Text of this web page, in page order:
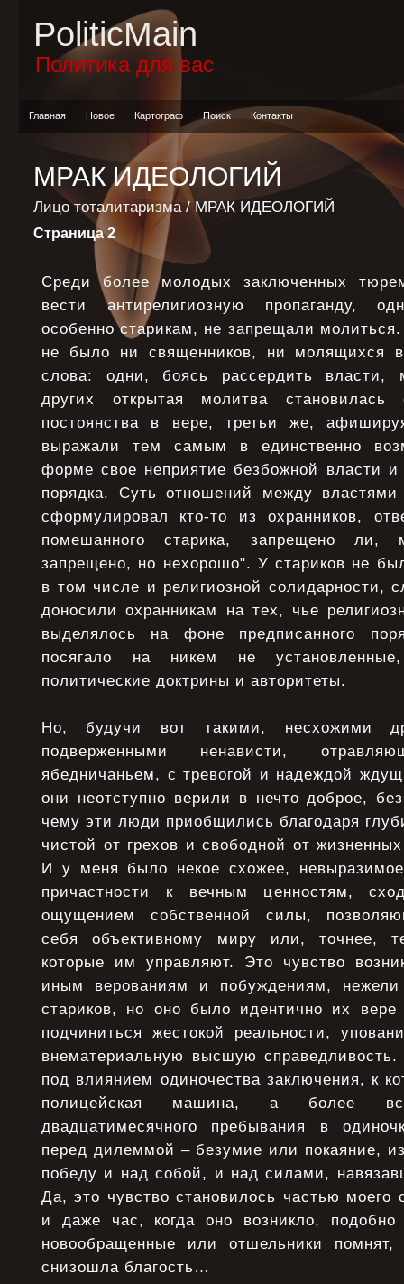
PoliticMain
Политика для вас
Главная Новое Картограф Поиск Контакты
МРАК ИДЕОЛОГИЙ
Лицо тоталитаризма/ МРАК ИДЕОЛОГИЙ
Страница 2
Среди более молодых заключенных
вести антирелигиозную пропаганду,
особенно старикам, не запрещали
не было ни священников, ни молящихся
слова: одни, боясь рассердить власти,
других открытая молитва становилась
постоянства в вере, третьи же,
выражали тем самым в единственно
форме свое неприятие безбожной власти и
порядка. Суть отношений между
сформулировал кто-то из охранников,
помешанного старика, запрещено ли,
запрещено, но нехорошо". У стариков не
в том числе и религиозной солидарности,
доносили охранникам на тех, чье
выделялось на фоне предписанного
посягало на никем не
политические доктрины и авторитеты.
Но, будучи вот такими, несхожими
подверженными ненависти,
ябедничаньем, с тревогой и надеждой
они неотступно верили в нечто доброе,
чему эти люди приобщились благодаря
чистой от грехов и свободной от
И у меня было некое схожее, невыразимое
причастности к вечным ценностям,
ощущением собственной силы,
себя объективному миру или, точнее,
которые им управляют. Это чувство
иным верованиям и побуждениям,
стариков, но оно было идентично их вере
подчиниться жестокой реальности,
внематериальную высшую
под влиянием одиночества заключения, к
полицейская машина, а более
двадцатимесячного пребывания в
перед дилеммой – безумие или покаяние,
победу и над собой, и над силами,
Да, это чувство становилось частью
и даже час, когда оно возникло,
новообращенные или отшельники
снизошла благость…